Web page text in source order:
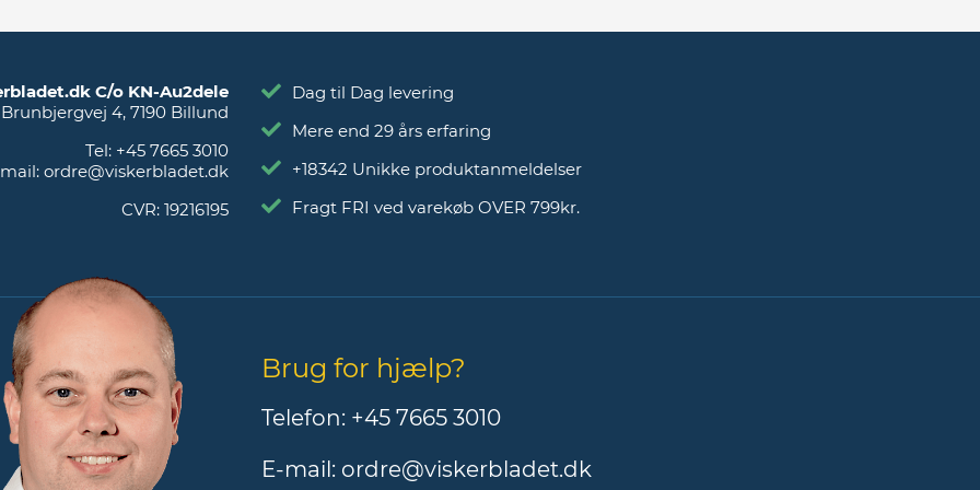
C/o KN-Au2dele
Brunbjergvej 4, 7190 Billund
Tel: +45 7665 3010
ordre@viskerbladet.dk
CVR: 19216195
Dag til Dag levering
Mere end 29 års erfaring
+18342 Unikke produktanmeldelser
Fragt FRI ved varekøb OVER 799kr.
Brug for hjælp?
Telefon: +45 7665 3010
E-mail: ordre@viskerbladet.dk